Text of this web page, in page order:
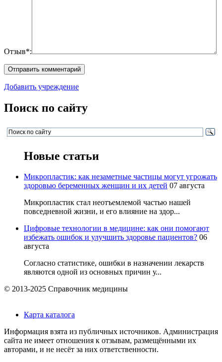
Отзыв*:
Добавить учреждение
Поиск по сайту
Новые статьи
Микропластик: как незаметные частицы могут угрожать
здоровью беременных женщин и их детей 07 августа
Микропластик стал неотъемлемой частью нашей
повседневной жизни, и его влияние на здор...
Цифровые технологии в медицине: как они помогают
избежать ошибок и улучшить здоровье пациентов? 06
августа
Согласно статистике, ошибки в назначении лекарств
являются одной из основных причин у...
© 2013-2025 Справочник медицины
Карта каталога
Информация взята из публичных источников. Администрация
сайта не имеет отношения к отзывам, размещёнными их
авторами, и не несёт за них ответственности.